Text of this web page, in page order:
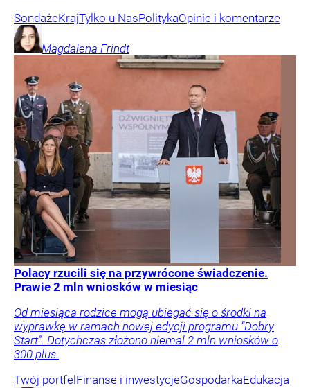
SondażeKrajTylko u NasPolitykaOpinie i komentarze
Magdalena Frindt
Polacy rzucili się na przywrócone świadczenie.
Prawie 2 mln wniosków w miesiąc
Od miesiąca rodzice mogą ubiegać się o środki na
wyprawkę w ramach nowej edycji programu “Dobry
Start”. Dotychczas złożono niemal 2 mln wniosków o
300 plus.
Twój portfelFinanse i inwestycjeGospodarkaEdukacja